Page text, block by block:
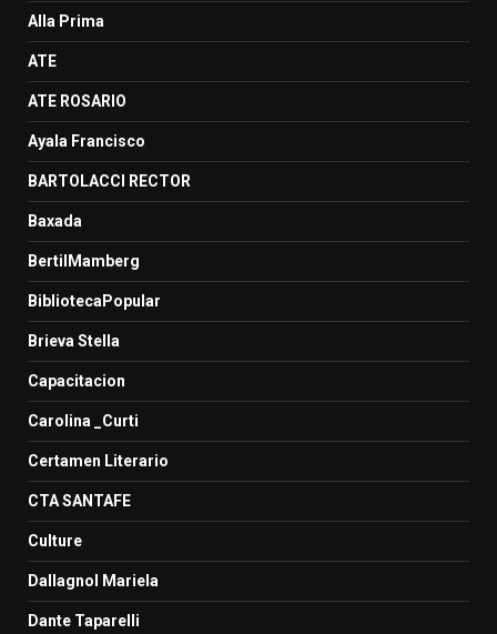
Alla Prima
ATE
ATE ROSARIO
Ayala Francisco
BARTOLACCI RECTOR
Baxada
BertilMamberg
BibliotecaPopular
Brieva Stella
Capacitacion
Carolina _Curti
Certamen Literario
CTA SANTAFE
Culture
Dallagnol Mariela
Dante Taparelli